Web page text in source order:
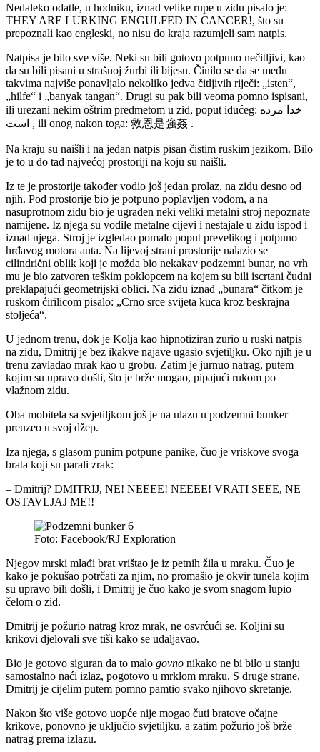
Nedaleko odatle, u hodniku, iznad velike rupe u zidu pisalo je:
THEY ARE LURKING ENGULFED IN CANCER!, što su
prepoznali kao engleski, no nisu do kraja razumjeli sam natpis.
Natpisa je bilo sve više. Neki su bili gotovo potpuno nečitljivi, kao
da su bili pisani u strašnoj žurbi ili bijesu. Činilo se da se među
takvima najviše ponavljalo nekoliko jedva čitljivih riječi: „isten“,
„hilfe“ i „banyak tangan“. Drugi su pak bili veoma pomno ispisani,
ili urezani nekim oštrim predmetom u zid, poput idućeg: خدا مرده
است , ili onog nakon toga: 救恩是強姦 .
Na kraju su naišli i na jedan natpis pisan čistim ruskim jezikom. Bilo
je to u do tad najvećoj prostoriji na koju su naišli.
Iz te je prostorije također vodio još jedan prolaz, na zidu desno od
njih. Pod prostorije bio je potpuno poplavljen vodom, a na
nasuprotnom zidu bio je ugrađen neki veliki metalni stroj nepoznate
namijene. Iz njega su vodile metalne cijevi i nestajale u zidu ispod i
iznad njega. Stroj je izgledao pomalo poput prevelikog i potpuno
hrđavog motora auta. Na lijevoj strani prostorije nalazio se
cilindrični oblik koji je možda bio nekakav podzemni bunar, no vrh
mu je bio zatvoren teškim poklopcem na kojem su bili iscrtani čudni
preklapajući geometrijski oblici. Na zidu iznad „bunara“ čitkom je
ruskom ćirilicom pisalo: „Crno srce svijeta kuca kroz beskrajna
stoljeća“.
U jednom trenu, dok je Kolja kao hipnotiziran zurio u ruski natpis
na zidu, Dmitrij je bez ikakve najave ugasio svjetiljku. Oko njih je u
trenu zavladao mrak kao u grobu. Zatim je jurnuo natrag, putem
kojim su upravo došli, što je brže mogao, pipajući rukom po
vlažnom zidu.
Oba mobitela sa svjetiljkom još je na ulazu u podzemni bunker
preuzeo u svoj džep.
Iza njega, s glasom punim potpune panike, čuo je vriskove svoga
brata koji su parali zrak:
– Dmitrij? DMITRIJ, NE! NEEEE! NEEEE! VRATI SEEE, NE
OSTAVLJAJ ME!!
Foto: Facebook/RJ Exploration
Njegov mrski mlađi brat vrištao je iz petnih žila u mraku. Čuo je
kako je pokušao potrčati za njim, no promašio je okvir tunela kojim
su upravo bili došli, i Dmitrij je čuo kako je svom snagom lupio
čelom o zid.
Dmitrij je požurio natrag kroz mrak, ne osvrćući se. Koljini su
krikovi djelovali sve tiši kako se udaljavao.
Bio je gotovo siguran da to malo govno nikako ne bi bilo u stanju
samostalno naći izlaz, pogotovo u mrklom mraku. S druge strane,
Dmitrij je cijelim putem pomno pamtio svako njihovo skretanje.
Nakon što više gotovo uopće nije mogao čuti bratove očajne
krikove, ponovno je uključio svjetiljku, a zatim požurio još brže
natrag prema izlazu.